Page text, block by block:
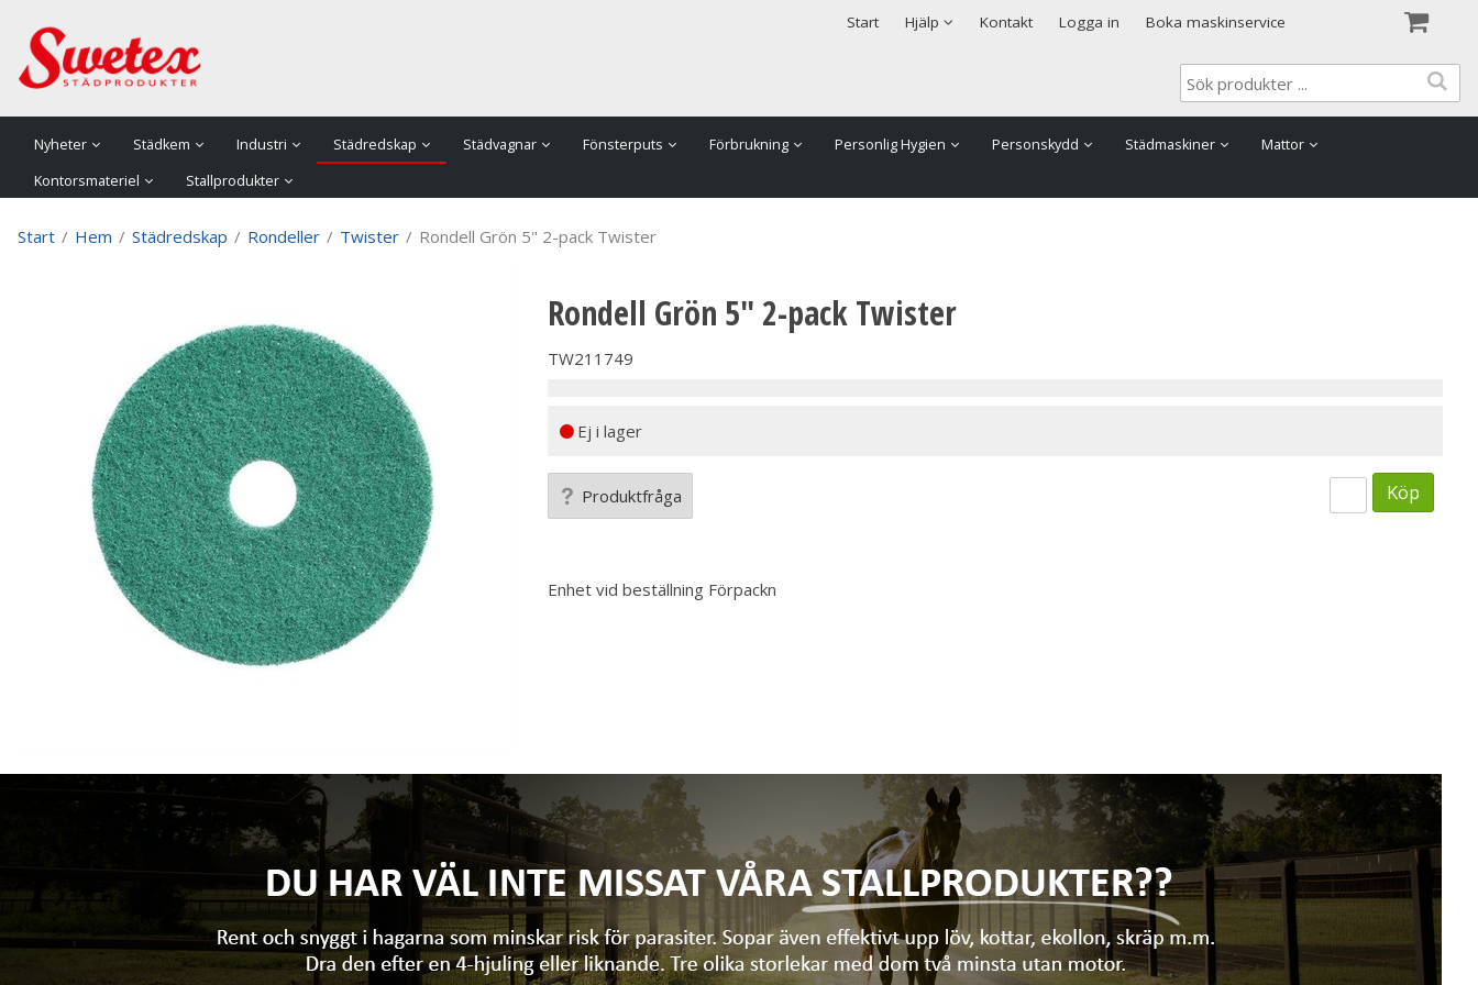
Start Hjälp
Säkerhet & Cookies Kontakt Logga in Boka maskinservice
Nyheter Städkem Industri Städredskap Städvagnar Fönsterputs Förbrukning Personlig Hygien Personskydd Städmaskiner
Mattor
Kontorsmateriel
Stallprodukter
Start / Hem / Städredskap / Rondeller / Twister / Rondell Grön 5" 2-pack Twister
Rondell Grön 5" 2-pack Twister
TW211749
Ej i lager
Produktfråga Köp
Enhet vid beställning Förpackn